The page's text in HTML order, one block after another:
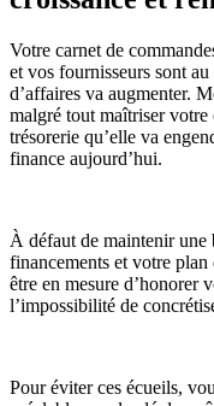
Votre carnet de
et vos fournisseurs sont
d’affaires va augmenter.
malgré tout maîtriser votre
trésorerie qu’elle va
finance aujourd’hui.
À défaut de maintenir une
financements et votre
être en mesure d’honorer
l’impossibilité de
Pour éviter ces écueils,